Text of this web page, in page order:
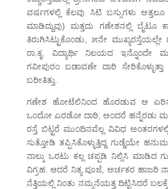
ವರ್ಷಗಳಲ್ಲಿ ಕೆಲವು ಸಿಟಿ ಬಸ್ಸುಗಳು
ಮಾಡಿದ್ದುವು) ಮತ್ತದು ಗಣೇಶನಲ್ಲಿ ಬೈಟೂ
ತಿರುಗಿಸಿಟ್ಟುಕೊಂಡು, ೫ನೇ ಮುಖ್ಯರಸ್ತೆಯಲ್ಲೇ
ರಾ.ಕೃ. ವಿದ್ಯಾರ್ಥಿ ನಿಲಯದ
ಗವೀಪುರಂ ಬಡಾವಣೇ ದಾರಿ
ಬರೀತಿತ್ತು.
ಗಣೇಶ ಹೋಟೆಲಿನಿಂದ ಹೊರಡುವ ಆ
ಒಂದೋ ಎರಡೋ ದಾರಿ, ಅಂದರೆ ಹನ್ನೆರಡು
ರಸ್ತೆ ಬಿಟ್ಟರೆ ಮುಂದಿನವೆಲ್ಲ ವಿವಿಧ
ಸುತ್ತೋಡಿ ತಪ್ಪಿಸಿಕೊಳ್ಳುತ್ತಿದ್ದ ಗುಡ್ಡೆಯೇ
ನಾಲ್ಕು ಒರಟು ಕಲ್ಲ ಚಪ್ಪಡಿ ನಿಲ್ಲಿಸಿ ಮಾಡಿದ
ವಿಗ್ರಹ. ಆದರೆ ನಿತ್ಯ ಪೂಜೆ, ಅರ್ಚಕರ ಹಾಜರಿ
ನೆತ್ತಿಯಲ್ಲಿ ನಿಂತು ನಮ್ಮನೆಯತ್ತ ದಿಟ್ಟಿಸಿದರೆ ಬಲಕ್ಕೆ